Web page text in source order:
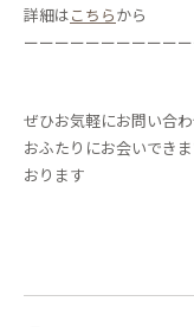
詳細はこちらから
ーーーーーーーーーー
ぜひお気軽にお問い合
おふたりにお会いでき
おります